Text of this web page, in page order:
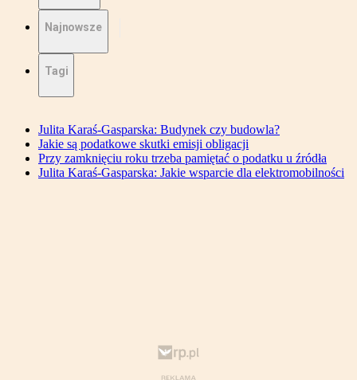
Najnowsze
Tagi
Julita Karaś-Gasparska: Budynek czy budowla?
Jakie są podatkowe skutki emisji obligacji
Przy zamknięciu roku trzeba pamiętać o podatku u źródła
Julita Karaś-Gasparska: Jakie wsparcie dla elektromobilności